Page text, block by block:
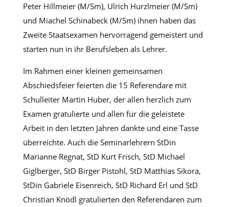
Peter Hillmeier (M/Sm), Ulrich Hurzlmeier (M/Sm)
und Miachel Schinabeck (M/Sm) ihnen haben das
Zweite Staatsexamen hervorragend gemeistert und
starten nun in ihr Berufsleben als Lehrer.
Im Rahmen einer kleinen gemeinsamen
Abschiedsfeier feierten die 15 Referendare mit
Schulleiter Martin Huber, der allen herzlich zum
Examen gratulierte und allen für die geleistete
Arbeit in den letzten Jahren dankte und eine Tasse
überreichte. Auch die Seminarlehrern StDin
Marianne Regnat, StD Kurt Frisch, StD Michael
Giglberger, StD Birger Pistohl, StD Matthias Sikora,
StDin Gabriele Eisenreich, StD Richard Erl und StD
Christian Knödl gratulierten den Referendaren zum